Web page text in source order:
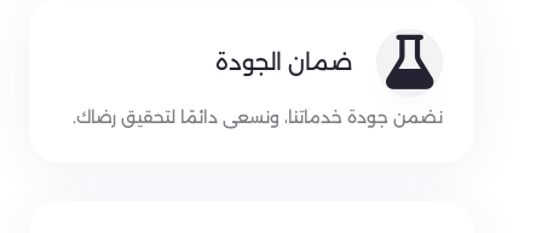
ضمان الجودة
نضمن جودة خدماتنا، ونسعى دائمًا لتحقيق رضاك.